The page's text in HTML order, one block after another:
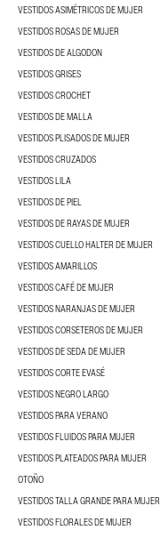
VESTIDOS ASIMÉTRICOS DE MUJER
VESTIDOS ROSAS DE MUJER
VESTIDOS DE ALGODON
VESTIDOS GRISES
VESTIDOS CROCHET
VESTIDOS DE MALLA
VESTIDOS PLISADOS DE MUJER
VESTIDOS CRUZADOS
VESTIDOS LILA
VESTIDOS DE PIEL
VESTIDOS DE RAYAS DE MUJER
VESTIDOS CUELLO HALTER DE MUJER
VESTIDOS AMARILLOS
VESTIDOS CAFÉ DE MUJER
VESTIDOS NARANJAS DE MUJER
VESTIDOS CORSETEROS DE MUJER
VESTIDOS DE SEDA DE MUJER
VESTIDOS CORTE EVASÉ
VESTIDOS NEGRO LARGO
VESTIDOS PARA VERANO
VESTIDOS FLUIDOS PARA MUJER
VESTIDOS PLATEADOS PARA MUJER
OTOÑO
VESTIDOS TALLA GRANDE PARA MUJER
VESTIDOS FLORALES DE MUJER